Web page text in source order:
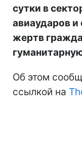
сутки в
авиаударов и
жертв
Об этом
ссылкой на